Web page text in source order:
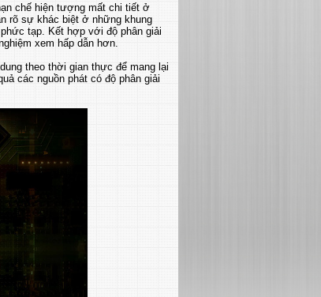
chế hiện tượng mất chi tiết ở
rõ sự khác biệt ở những khung
tạp. Kết hợp với độ phân giải
xem hấp dẫn hơn.
theo thời gian thực để mang lại
các nguồn phát có độ phân giải